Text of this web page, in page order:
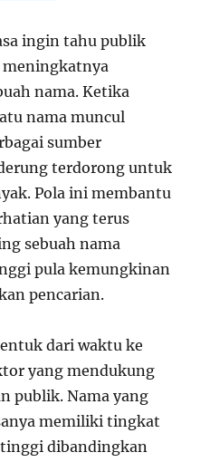
ingin tahu publik
meningkatnya
nama. Ketika
nama muncul
sumber
terdorong untuk
Pola ini membantu
yang terus
sebuah nama
pula kemungkinan
pencarian.
dari waktu ke
yang mendukung
publik. Nama yang
memiliki tingkat
dibandingkan